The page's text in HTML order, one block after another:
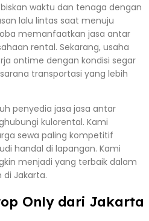
waktu dan tenaga dengan
lalu lintas saat menuju
memanfaatkan jasa antar
rental. Sekarang, usaha
ontime dengan kondisi segar
transportasi yang lebih
penyedia jasa jasa antar
kulorental. Kami
sewa paling kompetitif
handal di lapangan. Kami
menjadi yang terbaik dalam
Jakarta.
Only dari Jakarta